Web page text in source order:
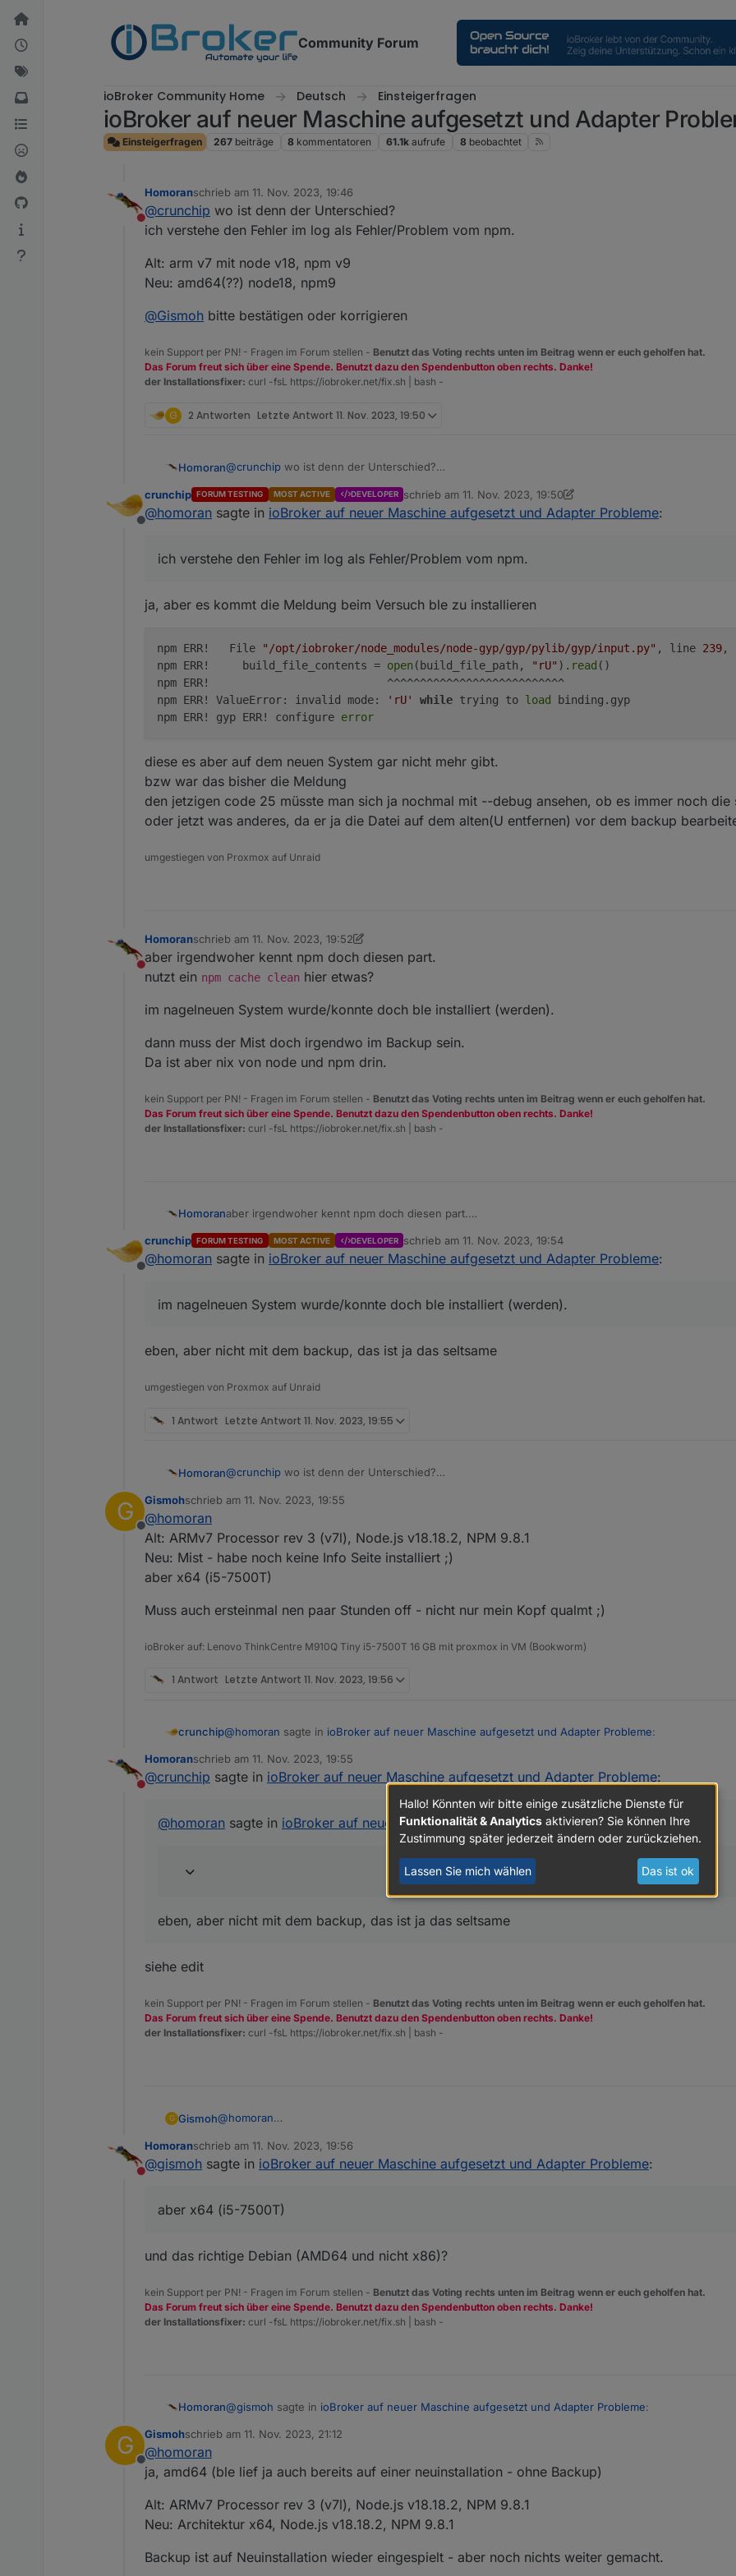
Weiter zum Inhalt
Community Forum
ioBroker Community Home Deutsch Einsteigerfragen
ioBroker auf neuer Maschine aufgesetzt und Adapter
Einsteigerfragen 267 beiträge 8 kommentatoren 61.1k aufrufe 8 beobachtet
Nicht stören
Homoranschrieb am 11. Nov. 2023, 19:46
zuletzt editiert von
@crunchip wo ist denn der Unterschied?
ich verstehe den Fehler im log als Fehler/Problem vom npm.
Alt: arm v7 mit node v18, npm v9
Neu: amd64(??) node18, npm9
@Gismoh bitte bestätigen oder korrigieren
kein Support per PN! - Fragen im Forum stellen - Benutzt das Voting rechts unten im Beitrag wenn er euch geholfen hat.
Das Forum freut sich über eine Spende. Benutzt dazu den Spendenbutton oben rechts. Danke!
der Installationsfixer: curl -fsL https://iobroker.net/fix.sh | bash -
G 2 Antworten Letzte Antwort 11. Nov. 2023, 19:50
Homoran@crunchip wo ist denn der Unterschied?
Alt: arm v7 mit node v18, npm v9
Neu: amd64(??) node18, npm9
Offline
crunchip FORUM TESTING MOST ACTIVE DEVELOPER schrieb am 11. Nov. 2023, 19:50
zuletzt editiert von crunchip11. Nov. 2023, 20:53
@homoran sagte in ioBroker auf neuer Maschine aufgesetzt und Adapter Probleme:
ich verstehe den Fehler im log als Fehler/Problem vom npm.
ja, aber es kommt die Meldung beim Versuch ble zu installieren
npm ERR!   File "/opt/iobroker/node_modules/node-gyp/gyp/pylib/gyp/input.py" , line 239,
npm ERR!     build_file_contents = open (build_file_path, "rU" ). read ()
npm ERR!                           ^^^^^^^^^^^^^^^^^^^^^^^^^^^
npm ERR! ValueError: invalid mode:
'rU' while trying to load
binding.gyp
npm ERR! gyp ERR! configure error
diese es aber auf dem neuen System gar nicht mehr gibt.
bzw war das bisher die Meldung
den jetzigen code 25 müsste man sich ja nochmal mit --debug ansehen, ob es immer noch die
oder jetzt was anderes, da er ja die Datei auf dem alten(U entfernen) vor dem backup
umgestiegen von Proxmox auf Unraid
Nicht stören
Homoranschrieb am 11. Nov. 2023, 19:52
zuletzt editiert von Homoran11. Nov. 2023, 20:54
aber irgendwoher kennt npm doch diesen part.
nutzt ein npm cache clean hier etwas?
im nagelneuen System wurde/konnte doch ble installiert (werden).
dann muss der Mist doch irgendwo im Backup sein.
Da ist aber nix von node und npm drin.
kein Support per PN! - Fragen im Forum stellen - Benutzt das Voting rechts unten im Beitrag wenn er euch geholfen hat.
Das Forum freut sich über eine Spende. Benutzt dazu den Spendenbutton oben rechts. Danke!
der Installationsfixer: curl -fsL https://iobroker.net/fix.sh | bash -
Homoranaber irgendwoher kennt npm doch diesen part.
im nagelneuen System wurde/konnte doch ble installiert (werden).
Offline
crunchip FORUM TESTING MOST ACTIVE DEVELOPER schrieb am 11. Nov. 2023, 19:54
zuletzt editiert von
@homoran sagte in ioBroker auf neuer Maschine aufgesetzt und Adapter Probleme:
im nagelneuen System wurde/konnte doch ble installiert (werden).
eben, aber nicht mit dem backup, das ist ja das seltsame
umgestiegen von Proxmox auf Unraid
1 Antwort Letzte Antwort 11. Nov. 2023, 19:55
Homoran@crunchip wo ist denn der Unterschied?
Alt: arm v7 mit node v18, npm v9
@Gismohbitte bestätigen oder korrigieren
G
Offline
Gismohschrieb am 11. Nov. 2023, 19:55
zuletzt editiert von
@homoran
Alt: ARMv7 Processor rev 3 (v7l), Node.js v18.18.2, NPM 9.8.1
Neu: Mist - habe noch keine Info Seite installiert ;)
aber x64 (i5-7500T)
Muss auch ersteinmal nen paar Stunden off - nicht nur mein Kopf qualmt ;)
ioBroker auf: Lenovo ThinkCentre M910Q Tiny i5-7500T 16 GB mit proxmox in VM (Bookworm)
1 Antwort Letzte Antwort 11. Nov. 2023, 19:56
crunchip@homoran sagte in ioBroker auf neuer Maschine aufgesetzt und Adapter Probleme:
im nagelneuen System wurde/konnte doch ble installiert (werden).
eben, aber nicht mit dem backup, das ist ja das seltsame
Nicht stören
Homoranschrieb am 11. Nov. 2023, 19:55
zuletzt editiert von
@crunchip sagte in ioBroker auf neuer Maschine aufgesetzt und Adapter Probleme:
@homoran sagte in ioBroker auf neuer Maschine aufgesetzt und Adapter Probleme:
eben, aber nicht mit dem backup, das ist ja das seltsame
siehe edit
kein Support per PN! - Fragen im Forum stellen - Benutzt das Voting rechts unten im Beitrag wenn er euch geholfen hat.
Das Forum freut sich über eine Spende. Benutzt dazu den Spendenbutton oben rechts. Danke!
der Installationsfixer: curl -fsL https://iobroker.net/fix.sh | bash -
G Gismoh@homoran
Neu: Mist - habe noch keine Info Seite installiert ;)
aber x64 (i5-7500T)
Muss auch ersteinmal nen paar Stunden off - nicht nur mein Kopf qualmt ;)
Nicht stören
Homoranschrieb am 11. Nov. 2023, 19:56
zuletzt editiert von
@gismoh sagte in ioBroker auf neuer Maschine aufgesetzt und Adapter Probleme:
aber x64 (i5-7500T)
und das richtige Debian (AMD64 und nicht x86)?
kein Support per PN! - Fragen im Forum stellen - Benutzt das Voting rechts unten im Beitrag wenn er euch geholfen hat.
Das Forum freut sich über eine Spende. Benutzt dazu den Spendenbutton oben rechts. Danke!
der Installationsfixer: curl -fsL https://iobroker.net/fix.sh | bash -
Homoran@gismoh sagte in ioBroker auf neuer Maschine aufgesetzt und Adapter Probleme:
G
Offline
Gismohschrieb am 11. Nov. 2023, 21:12
zuletzt editiert von
@homoran
ja, amd64 (ble lief ja auch bereits auf einer neuinstallation - ohne Backup)
Alt: ARMv7 Processor rev 3 (v7l), Node.js v18.18.2, NPM 9.8.1
Neu: Architektur x64, Node.js v18.18.2, NPM 9.8.1
Backup ist auf Neuinstallation wieder eingespielt - aber noch nichts weiter gemacht.
Hallo! Könnten wir bitte einige zusätzliche Dienste für
Funktionalität & Analytics aktivieren? Sie können Ihre
Zustimmung später jederzeit ändern oder zurückziehen.
Lassen Sie mich wählen Das ist ok